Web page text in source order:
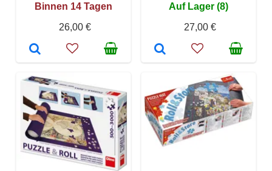
Binnen 14 Tagen
26,00 €
Auf Lager (8)
27,00 €